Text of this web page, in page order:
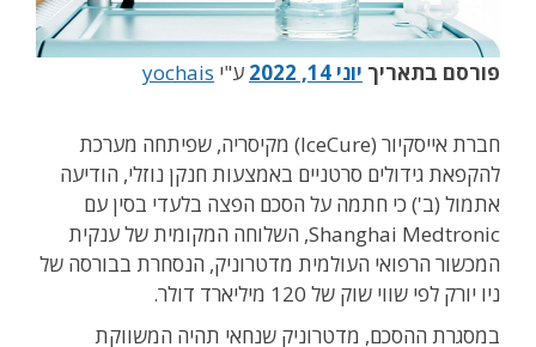
פורסם בתאריך יוני 14, 2022 ע"י yochais
חברת אייסקיור (IceCure) מקיסריה, שפיתחה מערכת
להקפאת גידולים סרטניים באמצעות חנקן נוזלי, הודיעה
אתמול (ב') כי חתמה על הסכם הפצה בלעדי בסין עם
Shanghai Medtronic, השלוחה המקומית של ענקית
המכשור הרפואי העולמית מדטרוניק, הנסחרת בבורסה של
ניו יורק לפי שווי שוק של 120 מיליארד דולר.
במסגרת ההסכם, מדטרוניק שנחאי תהיה המשווקת